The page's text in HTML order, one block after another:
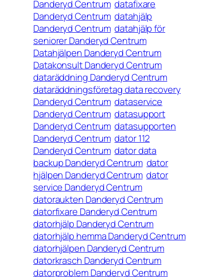
Danderyd Centrum datafixare
Danderyd Centrum datahjälp
Danderyd Centrum datahjälp för
seniorer Danderyd Centrum
Datahjälpen Danderyd Centrum
Datakonsult Danderyd Centrum
dataräddning Danderyd Centrum
dataräddningsföretag data recovery
Danderyd Centrum dataservice
Danderyd Centrum datasupport
Danderyd Centrum datasupporten
Danderyd Centrum dator 112
Danderyd Centrum dator data
backup Danderyd Centrum dator
hjälpen Danderyd Centrum dator
service Danderyd Centrum
datoraukten Danderyd Centrum
datorfixare Danderyd Centrum
datorhjälp Danderyd Centrum
datorhjälp hemma Danderyd Centrum
datorhjälpen Danderyd Centrum
datorkrasch Danderyd Centrum
datorproblem Danderyd Centrum